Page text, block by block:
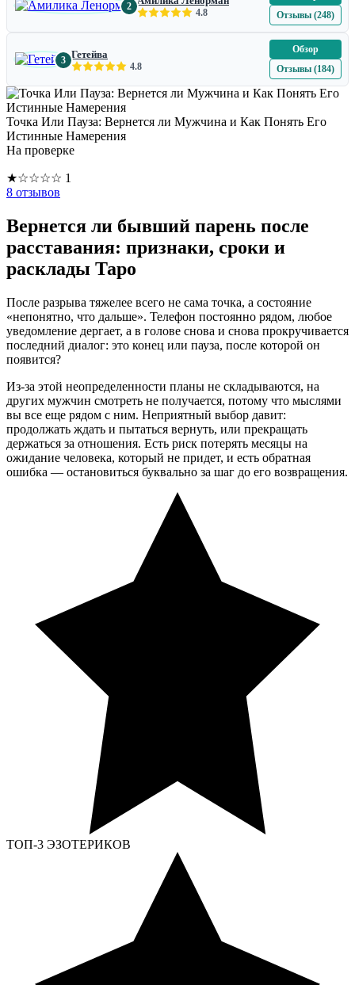
2
4.8
Отзывы (248)
3 Гетейва
4.8
Обзор
Отзывы (184)
Точка Или Пауза: Вернется ли Мужчина и Как Понять Его
Истинные Намерения
На проверке
★☆☆☆☆ 1
8 отзывов
Вернется ли бывший парень после
расставания: признаки, сроки и
расклады Таро
После разрыва тяжелее всего не сама точка, а состояние
«непонятно, что дальше». Телефон постоянно рядом, любое
уведомление дергает, а в голове снова и снова прокручивается
последний диалог: это конец или пауза, после которой он
появится?
Из-за этой неопределенности планы не складываются, на
других мужчин смотреть не получается, потому что мыслями
вы все еще рядом с ним. Неприятный выбор давит:
продолжать ждать и пытаться вернуть, или прекращать
держаться за отношения. Есть риск потерять месяцы на
ожидание человека, который не придет, и есть обратная
ошибка — остановиться буквально за шаг до его возвращения.
ТОП-3 ЭЗОТЕРИКОВ